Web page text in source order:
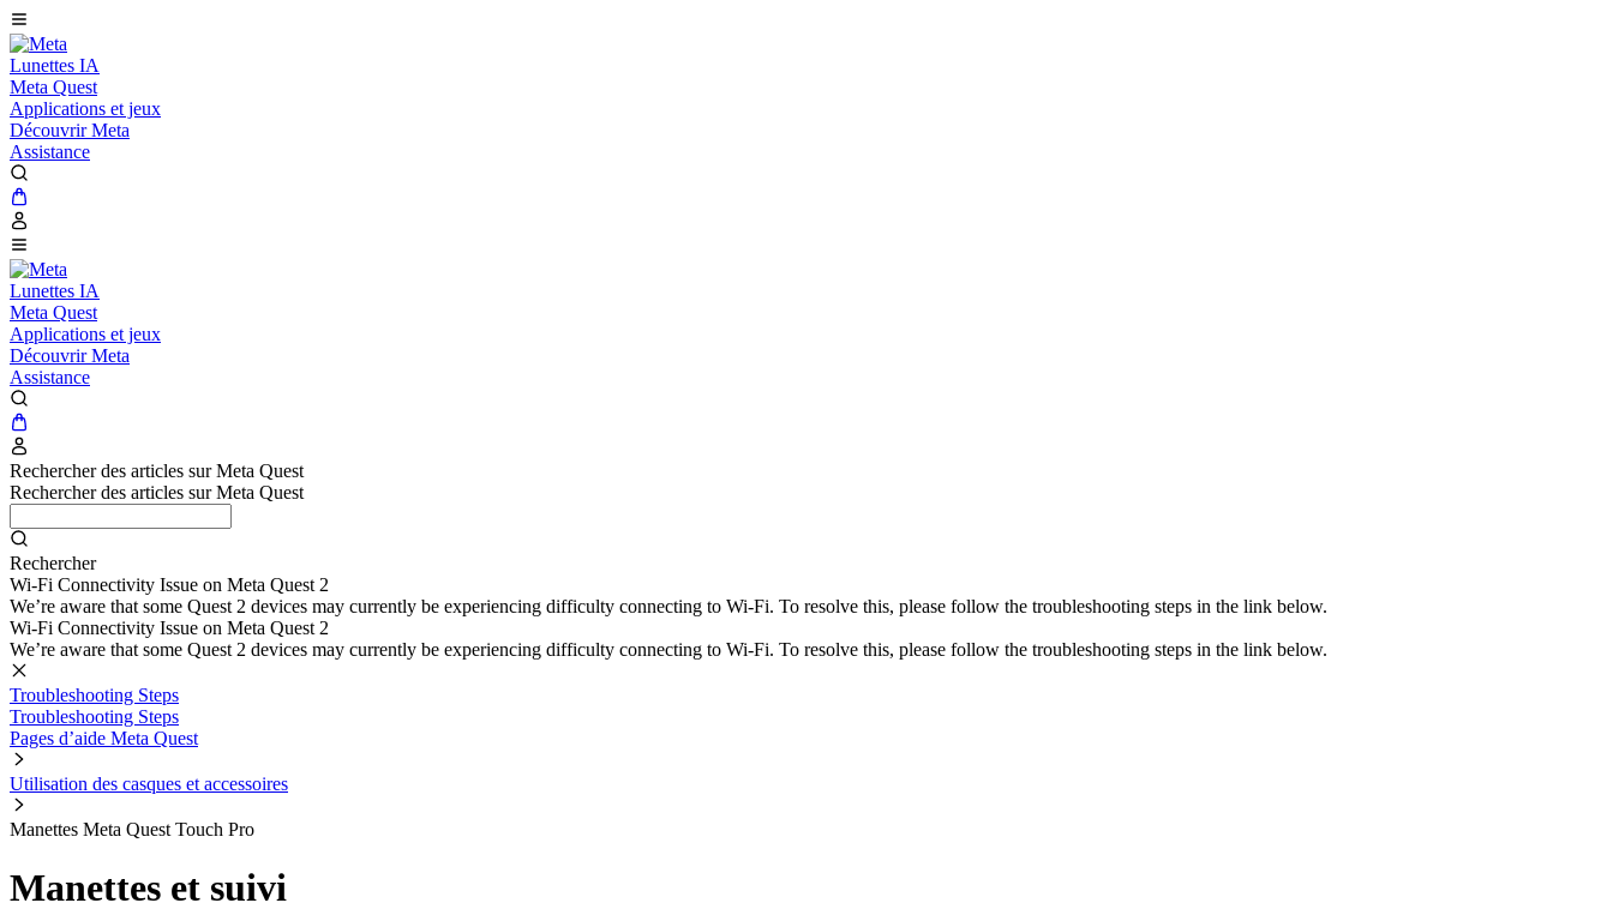
Lunettes IA
Meta Quest
Applications et jeux
Découvrir Meta
Assistance
Lunettes IA
Meta Quest
Applications et jeux
Découvrir Meta
Assistance
Rechercher des articles sur Meta Quest
Rechercher des articles sur Meta Quest
Rechercher
Wi-Fi Connectivity Issue on Meta Quest 2
We’re aware that some Quest 2 devices may currently be experiencing difficulty connecting to Wi-Fi. To resolve this, please follow the troubleshooting steps in the link below.
Wi-Fi Connectivity Issue on Meta Quest 2
We’re aware that some Quest 2 devices may currently be experiencing difficulty connecting to Wi-Fi. To resolve this, please follow the troubleshooting steps in the link below.
Troubleshooting Steps
Troubleshooting Steps
Pages d’aide Meta Quest
Utilisation des casques et accessoires
Manettes Meta Quest Touch Pro
Manettes et suivi